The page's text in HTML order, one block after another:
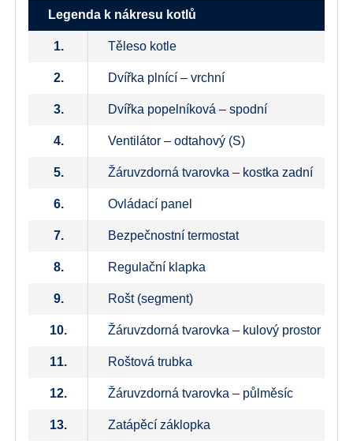
Legenda k nákresu kotlů
1. Těleso kotle
2. Dvířka plnící – vrchní
3. Dvířka popelníková – spodní
4. Ventilátor – odtahový (S)
5. Žáruvzdorná tvarovka – kostka zadní
6. Ovládací panel
7. Bezpečnostní termostat
8. Regulační klapka
9. Rošt (segment)
10. Žáruvzdorná tvarovka – kulový prostor
11. Roštová trubka
12. Žáruvzdorná tvarovka – půlměsíc
13. Zatápěcí záklopka